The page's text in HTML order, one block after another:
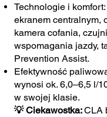
Technologie i
ekranem centralnym,
kamera cofania,
wspomagania jazdy,
Prevention Assist.
Efektywność
wynosi ok. 6,0–6,5 l/
w swojej klasie.
💡 Ciekawostka:CLA